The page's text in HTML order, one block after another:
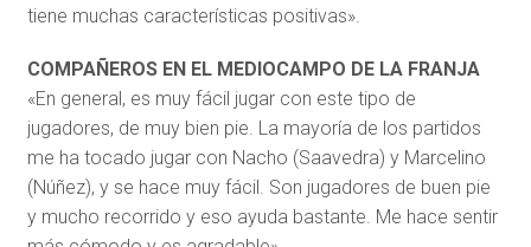
tiene muchas características positivas».
COMPAÑEROS EN EL MEDIOCAMPO DE LA FRANJA
«En general, es muy fácil jugar con este tipo de
jugadores, de muy bien pie. La mayoría de los partidos
me ha tocado jugar con Nacho (Saavedra) y Marcelino
(Núñez), y se hace muy fácil. Son jugadores de buen pie
y mucho recorrido y eso ayuda bastante. Me hace sentir